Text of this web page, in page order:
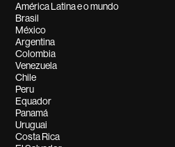
América Latina e o mundo
Brasil
México
Argentina
Colombia
Venezuela
Chile
Peru
Equador
Panamá
Uruguai
Costa Rica